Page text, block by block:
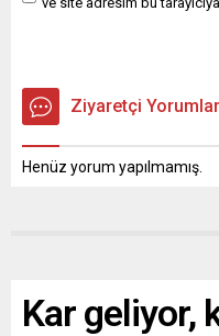
Ziyaretçi
Henüz yorum yapılmamış.
Kar geliyor,